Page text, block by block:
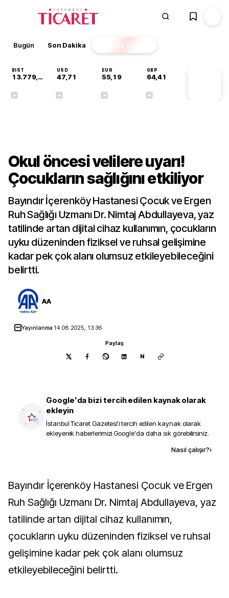
Bugün Son Dakika Finans EKSTRA
BIST
13.779,39
USD
47,71
EUR
55,19
GBP
64,41
Okul öncesi velilere uyarı!
Çocukların sağlığını etkiliyor
Bayındır İçerenköy Hastanesi Çocuk ve Ergen
Ruh Sağlığı Uzmanı Dr. Nimtaj Abdullayeva, yaz
tatilinde artan dijital cihaz kullanımın, çocukların
uyku düzeninden fiziksel ve ruhsal gelişimine
kadar pek çok alanı olumsuz etkileyebileceğini
belirtti.
AA
Yayınlanma 14.08.2025, 13:36
Paylaş
N
Google'da bizi tercih edilen kaynak olarak
ekleyin
İstanbul Ticaret Gazetesi'i tercih edilen kaynak olarak
ekleyerek haberlerimizi Google'da daha sık görebilirsiniz.
Nasıl çalışır?›
Bayındır İçerenköy Hastanesi Çocuk ve Ergen
Ruh Sağlığı Uzmanı Dr. Nimtaj Abdullayeva, yaz
tatilinde artan dijital cihaz kullanımın,
çocukların uyku düzeninden fiziksel ve ruhsal
gelişimine kadar pek çok alanı olumsuz
etkileyebileceğini belirtti.